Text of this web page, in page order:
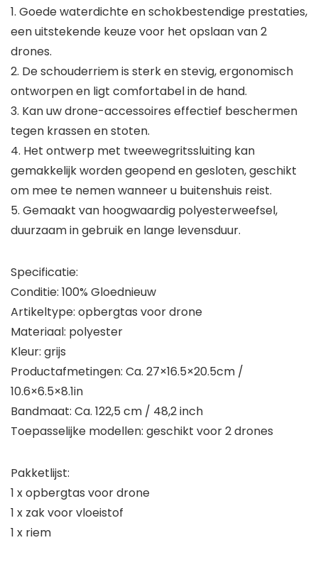
1. Goede waterdichte en schokbestendige prestaties,
een uitstekende keuze voor het opslaan van 2
drones.
2. De schouderriem is sterk en stevig, ergonomisch
ontworpen en ligt comfortabel in de hand.
3. Kan uw drone-accessoires effectief beschermen
tegen krassen en stoten.
4. Het ontwerp met tweewegritssluiting kan
gemakkelijk worden geopend en gesloten, geschikt
om mee te nemen wanneer u buitenshuis reist.
5. Gemaakt van hoogwaardig polyesterweefsel,
duurzaam in gebruik en lange levensduur.
Specificatie:
Conditie: 100% Gloednieuw
Artikeltype: opbergtas voor drone
Materiaal: polyester
Kleur: grijs
Productafmetingen: Ca. 27×16.5×20.5cm /
10.6×6.5×8.1in
Bandmaat: Ca. 122,5 cm / 48,2 inch
Toepasselijke modellen: geschikt voor 2 drones
Pakketlijst:
1 x opbergtas voor drone
1 x zak voor vloeistof
1 x riem